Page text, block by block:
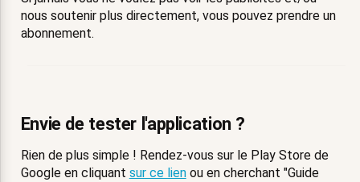
nous soutenir plus directement, vous pouvez prendre un
abonnement.
Envie de tester l'application ?
Rien de plus simple ! Rendez-vous sur le Play Store de
Google en cliquant sur ce lienou en cherchant "Guide